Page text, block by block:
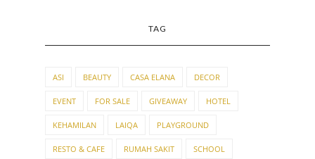
TAG
ASI BEAUTY CASA ELANA DECOR
EVENT FOR SALE GIVEAWAY HOTEL
KEHAMILAN LAIQA PLAYGROUND
RESTO & CAFE RUMAH SAKIT SCHOOL